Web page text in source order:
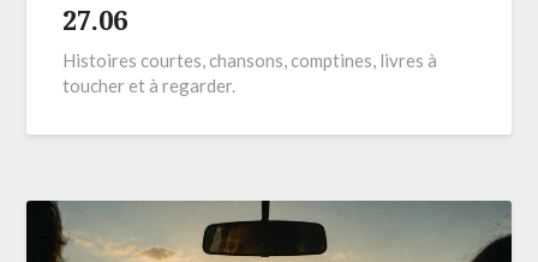
27.06
Histoires courtes, chansons, comptines, livres à
toucher et à regarder.